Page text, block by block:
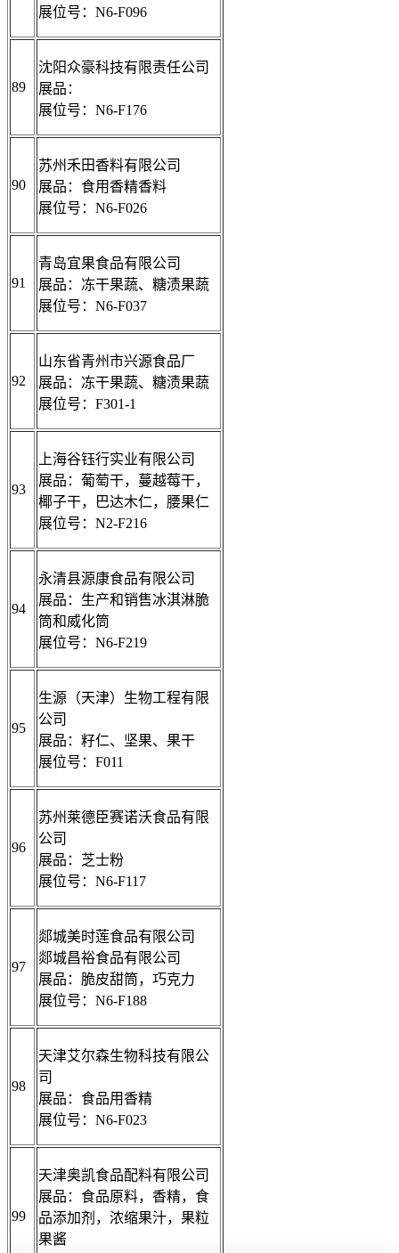
展位号：N6-F096
89
沈阳众豪科技有限责任公司
展品：
展位号：N6-F176
90
苏州禾田香料有限公司
展品：食用香精香料
展位号：N6-F026
91
青岛宜果食品有限公司
展品：冻干果蔬、糖渍果蔬
展位号：N6-F037
92
山东省青州市兴源食品厂
展品：冻干果蔬、糖渍果蔬
展位号：F301-1
93
上海谷钰行实业有限公司
展品：葡萄干，蔓越莓干，
椰子干，巴达木仁，腰果仁
展位号：N2-F216
94
永清县源康食品有限公司
展品：生产和销售冰淇淋脆
筒和威化筒
展位号：N6-F219
95
生源（天津）生物工程有限
公司
展品：籽仁、坚果、果干
展位号：F011
96
苏州莱德臣赛诺沃食品有限
公司
展品：芝士粉
展位号：N6-F117
97
郯城美时莲食品有限公司
郯城昌裕食品有限公司
展品：脆皮甜筒，巧克力
展位号：N6-F188
98
天津艾尔森生物科技有限公
司
展品：食品用香精
展位号：N6-F023
99
天津奥凯食品配料有限公司
展品：食品原料，香精，食
品添加剂，浓缩果汁，果粒
果酱